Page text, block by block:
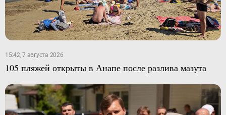
15:42, 7 августа 2026
105 пляжей открыты в Анапе после разлива мазута